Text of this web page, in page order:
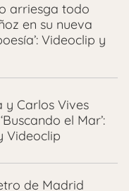
arriesga todo
en su nueva
Videoclip y
y Carlos Vives
el Mar’:
Videoclip
de Madrid